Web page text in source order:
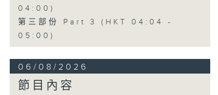
04:00)
第三部份 Part 3 (HKT 04:04 -
05:00)
06/08/2026
節目內容